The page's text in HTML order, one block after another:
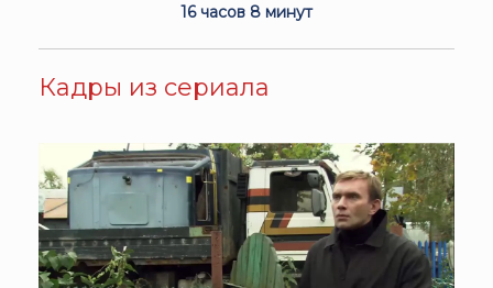
16 часов 8 минут
Кадры из сериала